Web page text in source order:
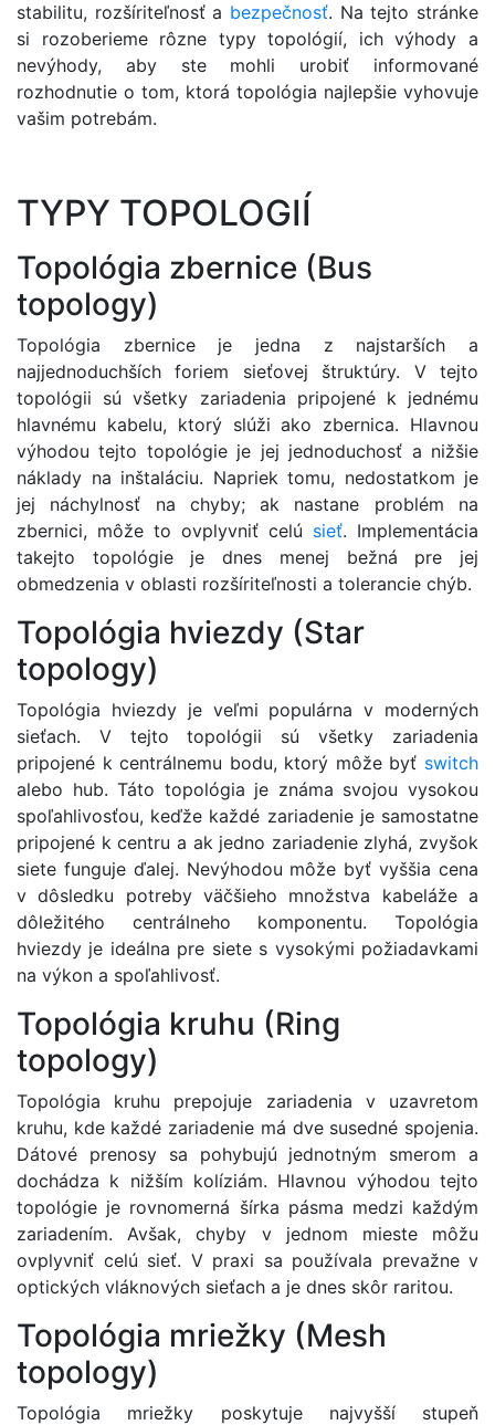
stabilitu, rozšíriteľnosť a bezpečnosť. Na tejto stránke
si rozoberieme rôzne typy topológií, ich výhody a
nevýhody, aby ste mohli urobiť informované
rozhodnutie o tom, ktorá topológia najlepšie vyhovuje
vašim potrebám.
TYPY TOPOLOGIÍ
Topológia zbernice (Bus
topology)
Topológia zbernice je jedna z najstarších a
najjednoduchších foriem sieťovej štruktúry. V tejto
topológii sú všetky zariadenia pripojené k jednému
hlavnému kabelu, ktorý slúži ako zbernica. Hlavnou
výhodou tejto topológie je jej jednoduchosť a nižšie
náklady na inštaláciu. Napriek tomu, nedostatkom je
jej náchylnosť na chyby; ak nastane problém na
zbernici, môže to ovplyvniť celú sieť. Implementácia
takejto topológie je dnes menej bežná pre jej
obmedzenia v oblasti rozšíriteľnosti a tolerancie chýb.
Topológia hviezdy (Star
topology)
Topológia hviezdy je veľmi populárna v moderných
sieťach. V tejto topológii sú všetky zariadenia
pripojené k centrálnemu bodu, ktorý môže byť switch
alebo hub. Táto topológia je známa svojou vysokou
spoľahlivosťou, keďže každé zariadenie je samostatne
pripojené k centru a ak jedno zariadenie zlyhá, zvyšok
siete funguje ďalej. Nevýhodou môže byť vyššia cena
v dôsledku potreby väčšieho množstva kabeláže a
dôležitého centrálneho komponentu. Topológia
hviezdy je ideálna pre siete s vysokými požiadavkami
na výkon a spoľahlivosť.
Topológia kruhu (Ring
topology)
Topológia kruhu prepojuje zariadenia v uzavretom
kruhu, kde každé zariadenie má dve susedné spojenia.
Dátové prenosy sa pohybujú jednotným smerom a
dochádza k nižším kolíziám. Hlavnou výhodou tejto
topológie je rovnomerná šírka pásma medzi každým
zariadením. Avšak, chyby v jednom mieste môžu
ovplyvniť celú sieť. V praxi sa používala prevažne v
optických vláknových sieťach a je dnes skôr raritou.
Topológia mriežky (Mesh
topology)
Topológia mriežky poskytuje najvyšší stupeň